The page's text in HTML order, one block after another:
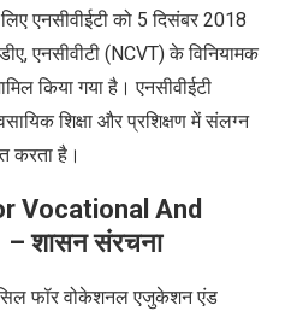
एनसीवीईटी को 5 दिसंबर 2018
,एनसीवीटी ( NCVT)के विनियामक
किया गया है। एनसीवीईटी
शिक्षा और प्रशिक्षण में संलग्न
करता है।
Vocational And
– शासन संरचना
फॉर वोकेशनल एजुकेशन एंड